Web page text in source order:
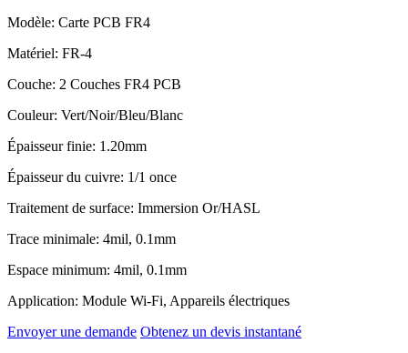
Modèle: Carte PCB FR4
Matériel: FR-4
Couche: 2 Couches FR4 PCB
Couleur: Vert/Noir/Bleu/Blanc
Épaisseur finie: 1.20mm
Épaisseur du cuivre: 1/1 once
Traitement de surface: Immersion Or/HASL
Trace minimale: 4mil, 0.1mm
Espace minimum: 4mil, 0.1mm
Application: Module Wi-Fi, Appareils électriques
Envoyer une demande Obtenez un devis instantané